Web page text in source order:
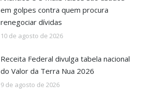
em golpes contra quem procura
renegociar dívidas
10 de agosto de 2026
Receita Federal divulga tabela nacional
do Valor da Terra Nua 2026
9 de agosto de 2026